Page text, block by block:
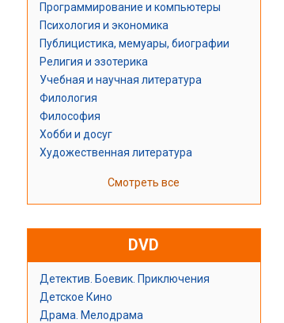
Программирование и компьютеры
Психология и экономика
Публицистика, мемуары, биографии
Религия и эзотерика
Учебная и научная литература
Филология
Философия
Хобби и досуг
Художественная литература
Смотреть все
DVD
Детектив. Боевик. Приключения
Детское Кино
Драма. Мелодрама